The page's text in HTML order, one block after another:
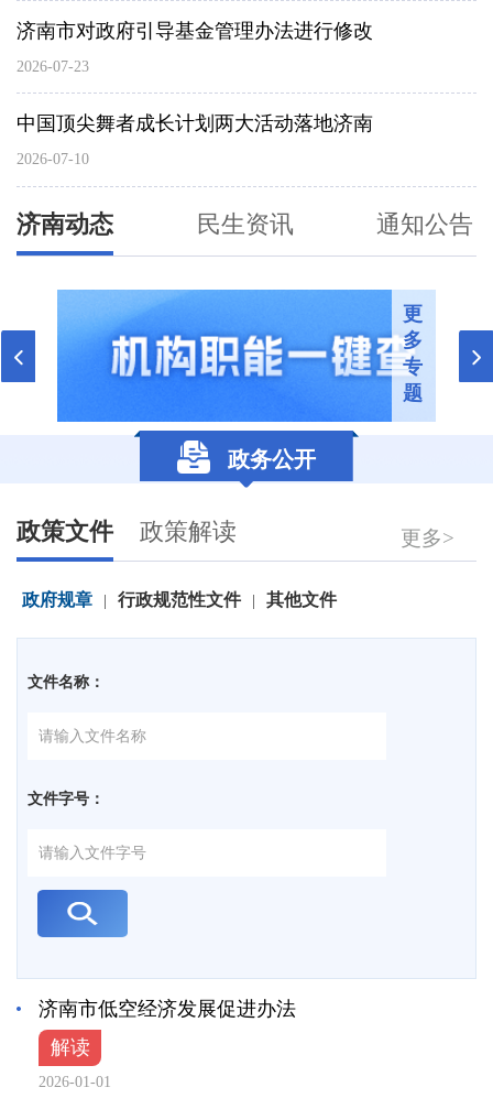
济南市对政府引导基金管理办法进行修改
2026-07-23
中国顶尖舞者成长计划两大活动落地济南
2026-07-10
济南动态 民生资讯 通知公告
更
多
专
题
政务公开
政策文件 政策解读 更多>
政府规章 | 行政规范性文件 | 其他文件
文件名称：
文件字号：
济南市低空经济发展促进办法
解读
2026-01-01